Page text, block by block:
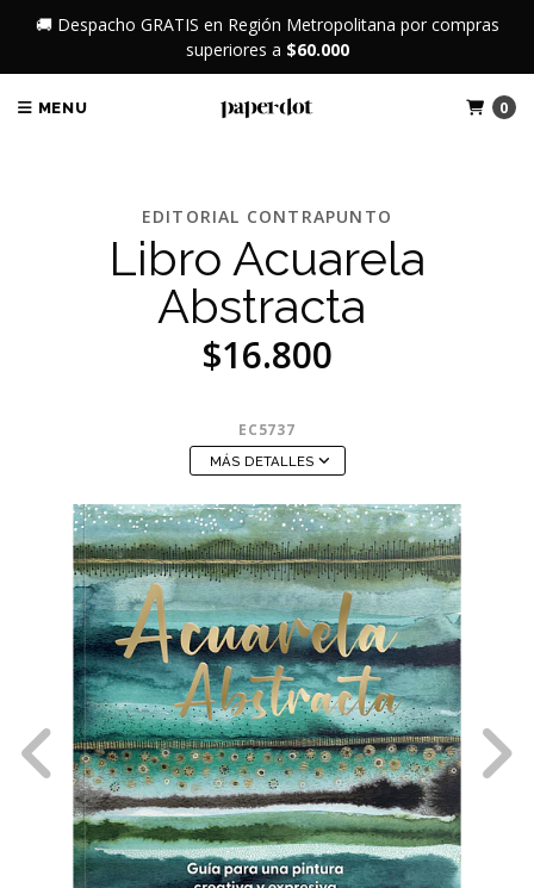
🚚 Despacho GRATIS en Región Metropolitana por compras
superiores a $60.000
MENU 0
EDITORIAL CONTRAPUNTO
Libro Acuarela
Abstracta
$16.800
EC5737
MÁS DETALLES